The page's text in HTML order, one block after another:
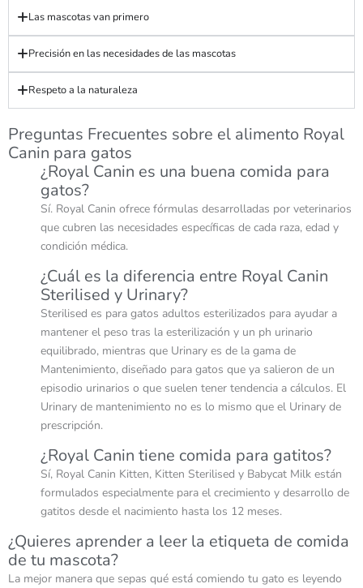
Las mascotas van primero
Precisión en las necesidades de las mascotas
Respeto a la naturaleza
Preguntas Frecuentes sobre el alimento Royal
Canin para gatos
¿Royal Canin es una buena comida para
gatos?
Sí. Royal Canin ofrece fórmulas desarrolladas por veterinarios
que cubren las necesidades específicas de cada raza, edad y
condición médica.
¿Cuál es la diferencia entre Royal Canin
Sterilised y Urinary?
Sterilised es para gatos adultos esterilizados para ayudar a
mantener el peso tras la esterilización y un ph urinario
equilibrado, mientras que Urinary es de la gama de
Mantenimiento, diseñado para gatos que ya salieron de un
episodio urinarios o que suelen tener tendencia a cálculos. El
Urinary de mantenimiento no es lo mismo que el Urinary de
prescripción.
¿Royal Canin tiene comida para gatitos?
Sí, Royal Canin Kitten, Kitten Sterilised y Babycat Milk están
formulados especialmente para el crecimiento y desarrollo de
gatitos desde el nacimiento hasta los 12 meses.
¿Quieres aprender a leer la etiqueta de comida
de tu mascota?
La mejor manera que sepas qué está comiendo tu gato es leyendo